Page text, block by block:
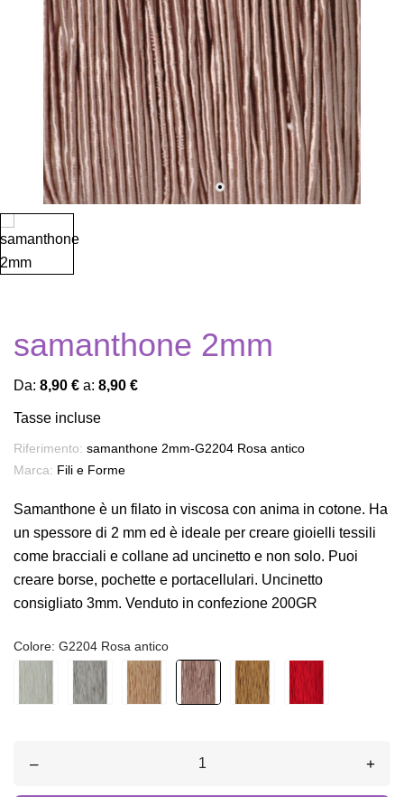
samanthone 2mm
Da: 8,90 € a: 8,90 €
Tasse incluse
Riferimento: samanthone 2mm-G2204 Rosa antico
Marca: Fili e Forme
Samanthone è un filato in viscosa con anima in cotone. Ha
un spessore di 2 mm ed è ideale per creare gioielli tessili
come bracciali e collane ad uncinetto e non solo. Puoi
creare borse, pochette e portacellulari. Uncinetto
consigliato 3mm. Venduto in confezione 200GR
Colore: G2204 Rosa antico
– +